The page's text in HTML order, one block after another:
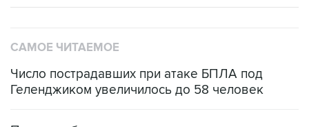
Число пострадавших при атаке БПЛА под
Путин сообщил о решении сосредоточить в